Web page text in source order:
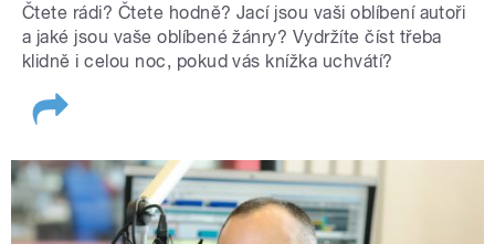
Čtete rádi? Čtete hodně? Jací jsou vaši oblíbení autoři
a jaké jsou vaše oblíbené žánry? Vydržíte číst třeba
klidně i celou noc, pokud vás knížka uchvátí?